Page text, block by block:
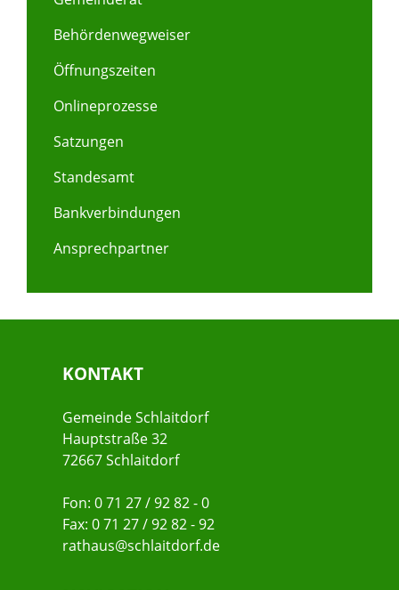
Behördenwegweiser
Öffnungszeiten
Onlineprozesse
Satzungen
Standesamt
Bankverbindungen
Ansprechpartner
KONTAKT
Gemeinde Schlaitdorf
Hauptstraße 32
72667 Schlaitdorf
Fon: 0 71 27 / 92 82 - 0
Fax: 0 71 27 / 92 82 - 92
rathaus@schlaitdorf.de